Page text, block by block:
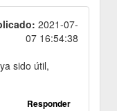
2021-07-
07 16:54:38
sido útil,
Responder